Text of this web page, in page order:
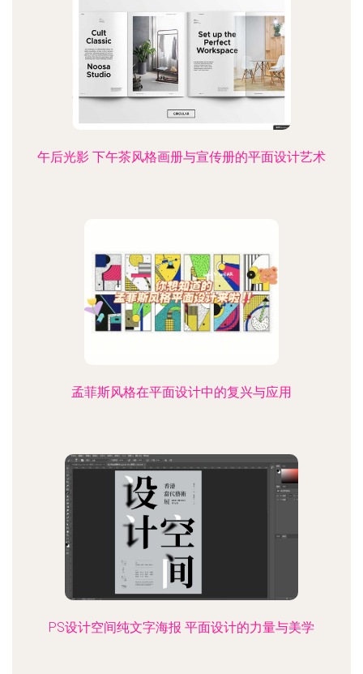
午后光影 下午茶风格画册与宣传册的平面设计艺术
孟菲斯风格在平面设计中的复兴与应用
PS设计空间纯文字海报 平面设计的力量与美学